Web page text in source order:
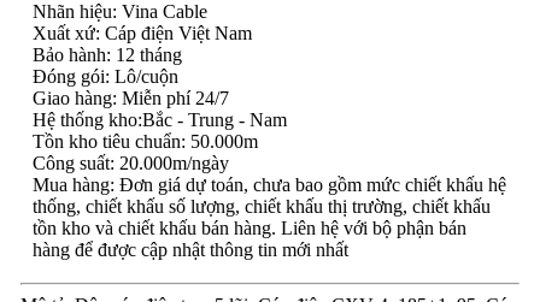
Nhãn hiệu: Vina Cable
Xuất xứ: Cáp điện Việt Nam
Bảo hành: 12 tháng
Đóng gói: Lô/cuộn
Giao hàng: Miễn phí 24/7
Hệ thống kho:Bắc - Trung - Nam
Tồn kho tiêu chuẩn: 50.000m
Công suất: 20.000m/ngày
Mua hàng: Đơn giá dự toán, chưa bao gồm mức chiết khấu hệ
thống, chiết khấu số lượng, chiết khấu thị trường, chiết khấu
tồn kho và chiết khấu bán hàng. Liên hệ với bộ phận bán
hàng để được cập nhật thông tin mới nhất